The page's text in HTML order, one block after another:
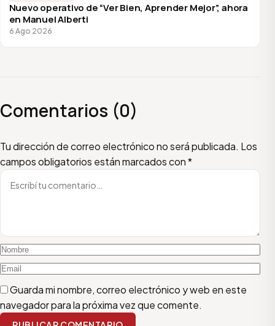
Nuevo operativo de “Ver Bien, Aprender Mejor”, ahora
en Manuel Alberti
6 Ago 2026
Comentarios (0)
Tu dirección de correo electrónico no será publicada. Los
campos obligatorios están marcados con*
Escribí tu comentario
Nombre
Email
Guarda mi nombre, correo electrónico y web en este
navegador para la próxima vez que comente.